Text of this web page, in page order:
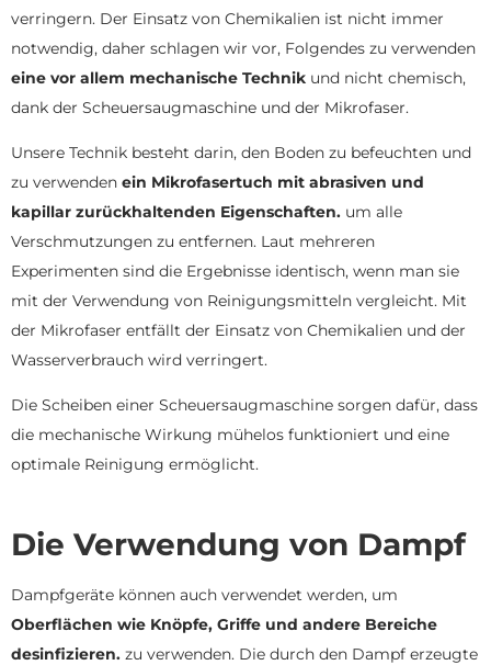
verringern. Der Einsatz von Chemikalien ist nicht immer
notwendig, daher schlagen wir vor, Folgendes zu verwenden
eine vor allem mechanische Technik und nicht chemisch,
dank der Scheuersaugmaschine und der Mikrofaser.
Unsere Technik besteht darin, den Boden zu befeuchten und
zu verwenden ein Mikrofasertuch mit abrasiven und
kapillar zurückhaltenden Eigenschaften. um alle
Verschmutzungen zu entfernen. Laut mehreren
Experimenten sind die Ergebnisse identisch, wenn man sie
mit der Verwendung von Reinigungsmitteln vergleicht. Mit
der Mikrofaser entfällt der Einsatz von Chemikalien und der
Wasserverbrauch wird verringert.
Die Scheiben einer Scheuersaugmaschine sorgen dafür, dass
die mechanische Wirkung mühelos funktioniert und eine
optimale Reinigung ermöglicht.
Die Verwendung von Dampf
Dampfgeräte können auch verwendet werden, um
Oberflächen wie Knöpfe, Griffe und andere Bereiche
desinfizieren. zu verwenden. Die durch den Dampf erzeugte